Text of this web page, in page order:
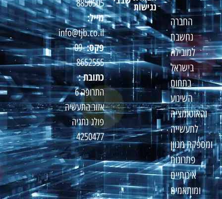
החברה
נחשבת
למובילה
בישראל
בתחום
השינוע
והאוטומציה
לתעשייה
ומספקת מגוון
פתרונות
איכותיים
ומותאמים
נגישות
8850505
מייל:
info@tjb.co.il
פקס:09-
8652555
כתובת :
התרופה 6
אזור התעשיה
פולג נתניה
4250477